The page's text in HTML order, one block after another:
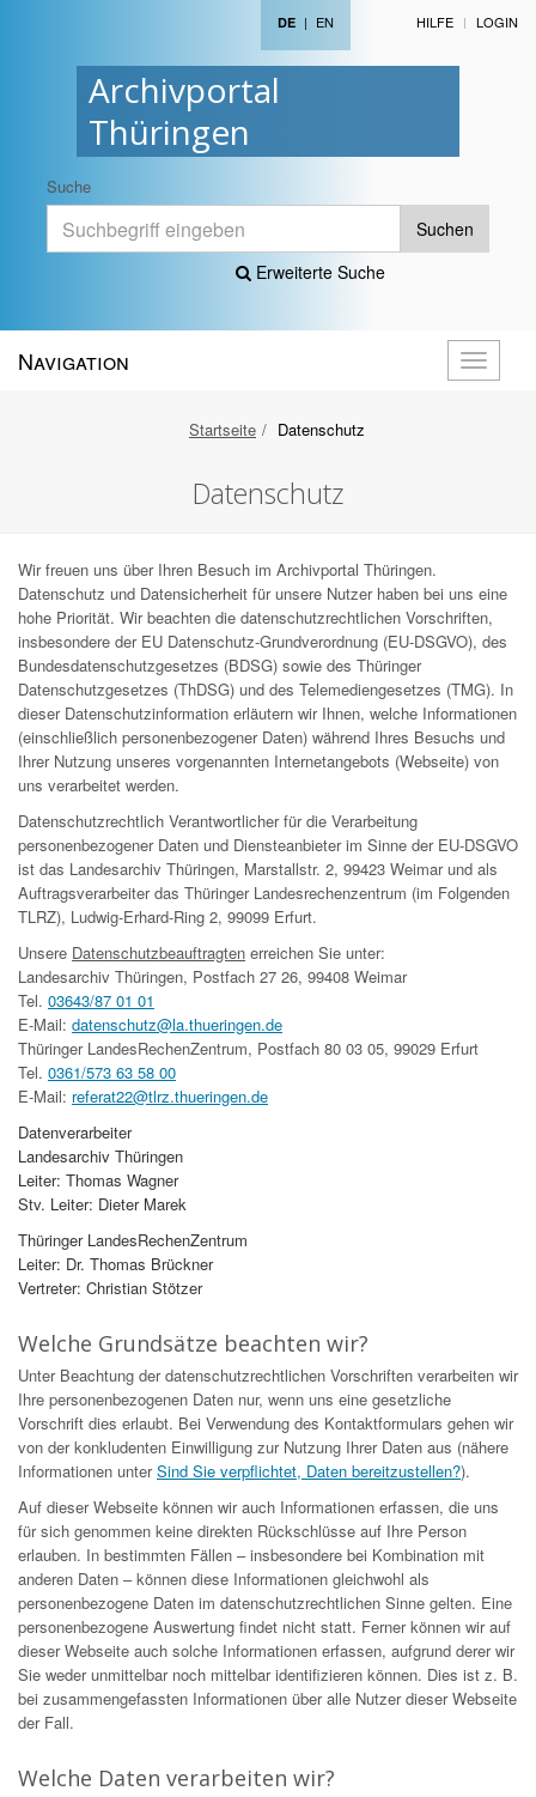
Archivportal
Thüringen
DE | EN HILFE LOGIN
Suche
Suchen
Erweiterte Suche
öffnen
Navigation
Startseite Datenschutz
Datenschutz
Wir freuen uns über Ihren Besuch im Archivportal Thüringen.
Datenschutz und Datensicherheit für unsere Nutzer haben bei uns eine
hohe Priorität. Wir beachten die datenschutzrechtlichen Vorschriften,
insbesondere der EU Datenschutz-Grundverordnung (EU-DSGVO), des
Bundesdatenschutzgesetzes (BDSG) sowie des Thüringer
Datenschutzgesetzes (ThDSG) und des Telemediengesetzes (TMG). In
dieser Datenschutzinformation erläutern wir Ihnen, welche Informationen
(einschließlich personenbezogener Daten) während Ihres Besuchs und
Ihrer Nutzung unseres vorgenannten Internetangebots (Webseite) von
uns verarbeitet werden.
Datenschutzrechtlich Verantwortlicher für die Verarbeitung
personenbezogener Daten und Diensteanbieter im Sinne der EU-DSGVO
ist das Landesarchiv Thüringen, Marstallstr. 2, 99423 Weimar und als
Auftragsverarbeiter das Thüringer Landesrechenzentrum (im Folgenden
TLRZ), Ludwig-Erhard-Ring 2, 99099 Erfurt.
Unsere Datenschutzbeauftragten erreichen Sie unter:
Landesarchiv Thüringen, Postfach 27 26, 99408 Weimar
Tel. 03643/87 01 01
E-Mail: datenschutz@la.thueringen.de
Thüringer LandesRechenZentrum, Postfach 80 03 05, 99029 Erfurt
Tel. 0361/573 63 58 00
E-Mail: referat22@tlrz.thueringen.de
Datenverarbeiter
Landesarchiv Thüringen
Leiter: Thomas Wagner
Stv. Leiter: Dieter Marek
Thüringer LandesRechenZentrum
Leiter: Dr. Thomas Brückner
Vertreter: Christian Stötzer
Welche Grundsätze beachten wir?
Unter Beachtung der datenschutzrechtlichen Vorschriften verarbeiten wir
Ihre personenbezogenen Daten nur, wenn uns eine gesetzliche
Vorschrift dies erlaubt. Bei Verwendung des Kontaktformulars gehen wir
von der konkludenten Einwilligung zur Nutzung Ihrer Daten aus (nähere
Informationen unterSind Sie verpflichtet, Daten bereitzustellen?).
Auf dieser Webseite können wir auch Informationen erfassen, die uns
für sich genommen keine direkten Rückschlüsse auf Ihre Person
erlauben. In bestimmten Fällen – insbesondere bei Kombination mit
anderen Daten – können diese Informationen gleichwohl als
personenbezogene Daten im datenschutzrechtlichen Sinne gelten. Eine
personenbezogene Auswertung findet nicht statt. Ferner können wir auf
dieser Webseite auch solche Informationen erfassen, aufgrund derer wir
Sie weder unmittelbar noch mittelbar identifizieren können. Dies ist z. B.
bei zusammengefassten Informationen über alle Nutzer dieser Webseite
der Fall.
Welche Daten verarbeiten wir?